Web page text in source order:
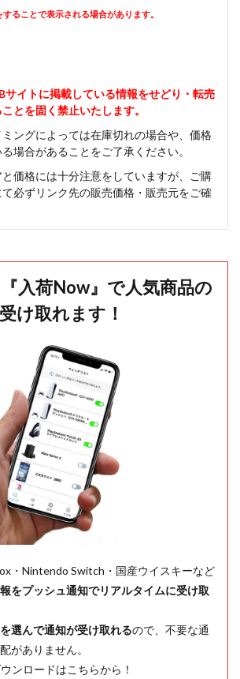
ることで表示される場合があります。
サイトに掲載している情報をせどり・転売
とを固く禁止いたします。
ングによっては在庫切れの場合や、価格
場合があることをご了承ください。
価格には十分注意をしていますが、ご購
て必ずリンク先の販売価格・販売元をご確
入荷Now』で人気商品の
け取れます！
・Nintendo Switch・国産ウイスキーなど
をプッシュ通知でリアルタイムに受け取
選んで通知が受け取れるので、不要な通
がありません。
ンロードはこちらから！